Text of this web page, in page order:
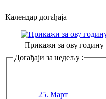
Календар догађаја
Прикажи за ову годину
Догађаји за недељу :
25. Март